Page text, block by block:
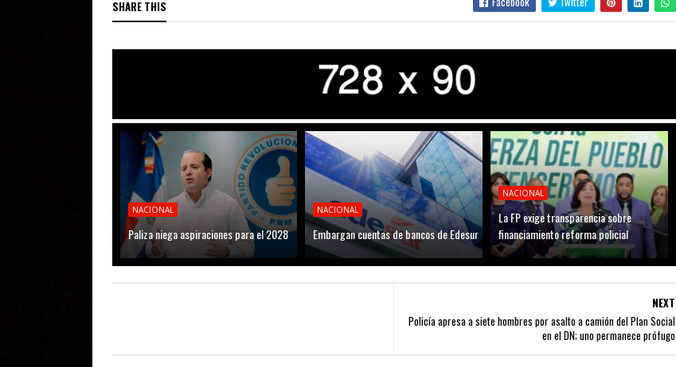
SHARE THIS
NACIONAL
Paliza niega aspiraciones para el 2028
NACIONAL
Embargan cuentas de bancos de Edesur
NACIONAL
La FP exige transparencia sobre
financiamiento reforma policial
NEXT
Policía apresa a siete hombres por asalto a camión del Plan Social
en el DN; uno permanece prófugo